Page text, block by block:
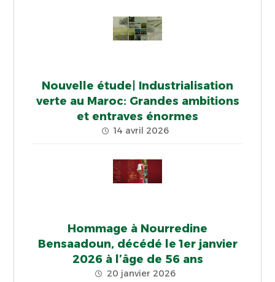
Nouvelle étude| Industrialisation
verte au Maroc: Grandes ambitions
et entraves énormes
14 avril 2026
Hommage à Nourredine
Bensaadoun, décédé le 1er janvier
2026 à l’âge de 56 ans
20 janvier 2026